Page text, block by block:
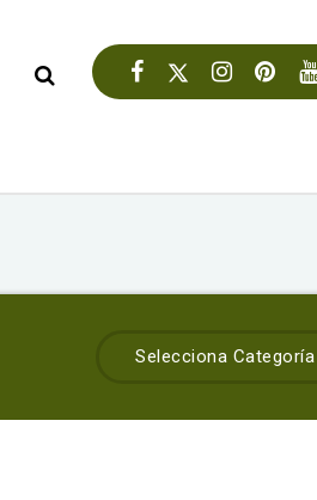
Selecciona Categoría